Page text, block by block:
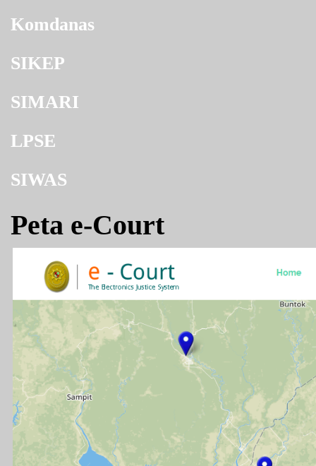
Komdanas
SIKEP
SIMARI
LPSE
SIWAS
Peta e-Court